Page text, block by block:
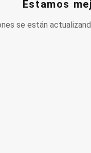
Estamos
se están